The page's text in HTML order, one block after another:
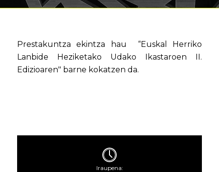
Prestakuntza ekintza hau “Euskal Herriko
Lanbide Heziketako Udako Ikastaroen II.
Edizioaren" barne kokatzen da.
Iraupena: